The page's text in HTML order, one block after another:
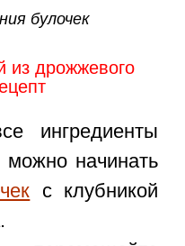
булочек
из дрожжевого
ингредиенты
начинать
с клубникой